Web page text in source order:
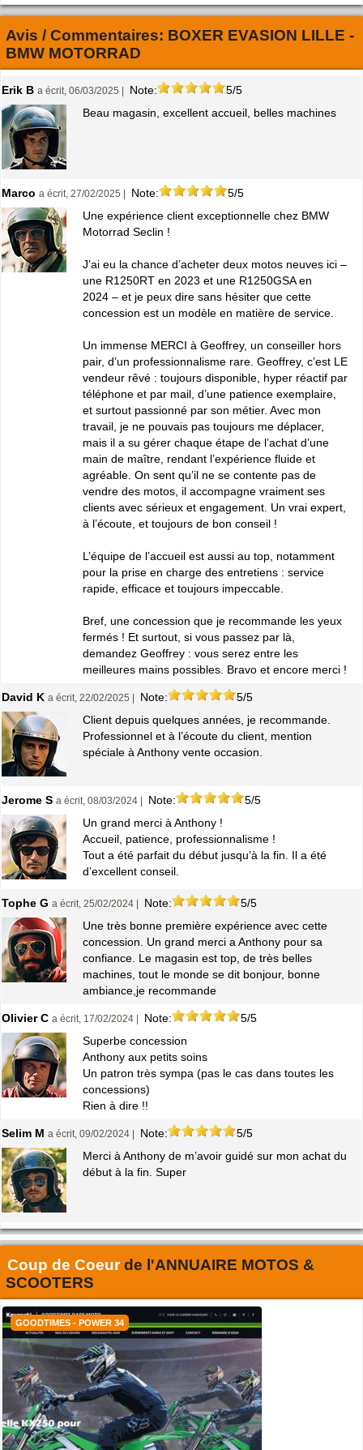
Avis / Commentaires: BOXER EVASION LILLE -
BMW MOTORRAD
Erik B a écrit, 06/03/2025 | Note:
5/5
Beau magasin, excellent accueil, belles machines
Marco a écrit, 27/02/2025 | Note:
5/5
Une expérience client exceptionnelle chez BMW
Motorrad Seclin !
J’ai eu la chance d’acheter deux motos neuves ici –
une R1250RT en 2023 et une R1250GSA en
2024 – et je peux dire sans hésiter que cette
concession est un modèle en matière de service.
Un immense MERCI à Geoffrey, un conseiller hors
pair, d’un professionnalisme rare. Geoffrey, c’est LE
vendeur rêvé : toujours disponible, hyper réactif par
téléphone et par mail, d’une patience exemplaire,
et surtout passionné par son métier. Avec mon
travail, je ne pouvais pas toujours me déplacer,
mais il a su gérer chaque étape de l’achat d’une
main de maître, rendant l’expérience fluide et
agréable. On sent qu’il ne se contente pas de
vendre des motos, il accompagne vraiment ses
clients avec sérieux et engagement. Un vrai expert,
à l’écoute, et toujours de bon conseil !
L’équipe de l’accueil est aussi au top, notamment
pour la prise en charge des entretiens : service
rapide, efficace et toujours impeccable.
Bref, une concession que je recommande les yeux
fermés ! Et surtout, si vous passez par là,
demandez Geoffrey : vous serez entre les
meilleures mains possibles. Bravo et encore merci !
David K a écrit, 22/02/2025 | Note:
5/5
Client depuis quelques années, je recommande.
Professionnel et à l’écoute du client, mention
spéciale à Anthony vente occasion.
Jerome S a écrit, 08/03/2024 | Note:
5/5
Un grand merci à Anthony !
Accueil, patience, professionnalisme !
Tout a été parfait du début jusqu’à la fin. Il a été
d’excellent conseil.
Tophe G a écrit, 25/02/2024 | Note:
5/5
Une très bonne première expérience avec cette
concession. Un grand merci a Anthony pour sa
confiance. Le magasin est top, de très belles
machines, tout le monde se dit bonjour, bonne
ambiance,je recommande
Olivier C a écrit, 17/02/2024 | Note:
5/5
Superbe concession
Anthony aux petits soins
Un patron très sympa (pas le cas dans toutes les
concessions)
Rien à dire !!
Selim M a écrit, 09/02/2024 | Note:
5/5
Merci à Anthony de m’avoir guidé sur mon achat du
début à la fin. Super
Coup de Coeurde l'ANNUAIRE MOTOS &
SCOOTERS
GOODTIMES - POWER 34